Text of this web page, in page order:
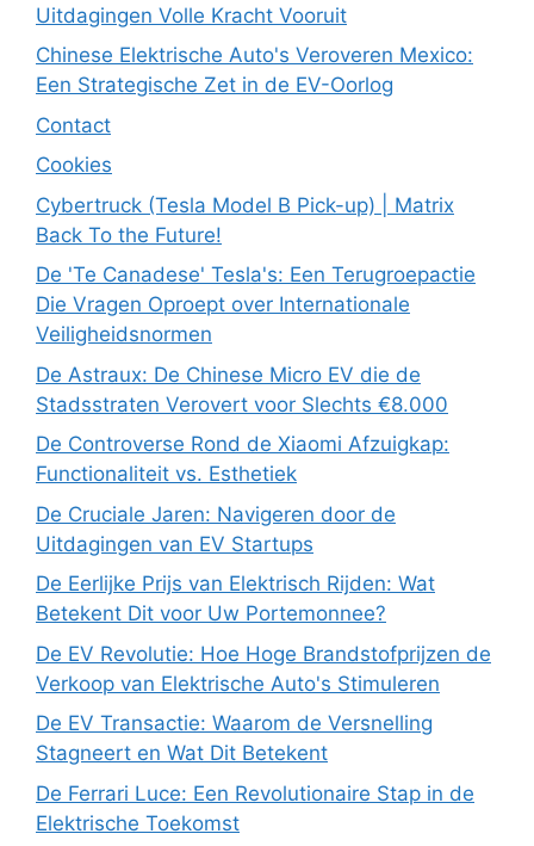
Uitdagingen Volle Kracht Vooruit
Chinese Elektrische Auto's Veroveren Mexico:
Een Strategische Zet in de EV-Oorlog
Contact
Cookies
Cybertruck (Tesla Model B Pick-up) | Matrix
Back To the Future!
De 'Te Canadese' Tesla's: Een Terugroepactie
Die Vragen Oproept over Internationale
Veiligheidsnormen
De Astraux: De Chinese Micro EV die de
Stadsstraten Verovert voor Slechts €8.000
De Controverse Rond de Xiaomi Afzuigkap:
Functionaliteit vs. Esthetiek
De Cruciale Jaren: Navigeren door de
Uitdagingen van EV Startups
De Eerlijke Prijs van Elektrisch Rijden: Wat
Betekent Dit voor Uw Portemonnee?
De EV Revolutie: Hoe Hoge Brandstofprijzen de
Verkoop van Elektrische Auto's Stimuleren
De EV Transactie: Waarom de Versnelling
Stagneert en Wat Dit Betekent
De Ferrari Luce: Een Revolutionaire Stap in de
Elektrische Toekomst